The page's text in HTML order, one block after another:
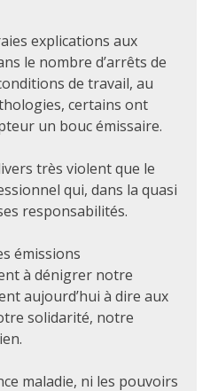
explications aux
le nombre d’arrêts de
de travail, au
certains ont
un bouc émissaire.
très violent que le
qui, dans la quasi
responsabilités.
émissions
à dénigrer notre
aujourd’hui à dire aux
solidarité, notre
maladie, ni les pouvoirs